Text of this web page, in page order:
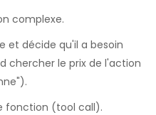
complexe.
et décide qu'il a besoin
chercher le prix de l'action
fonction (tool call).